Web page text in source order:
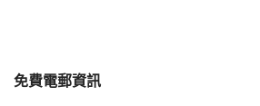
免費電郵資訊